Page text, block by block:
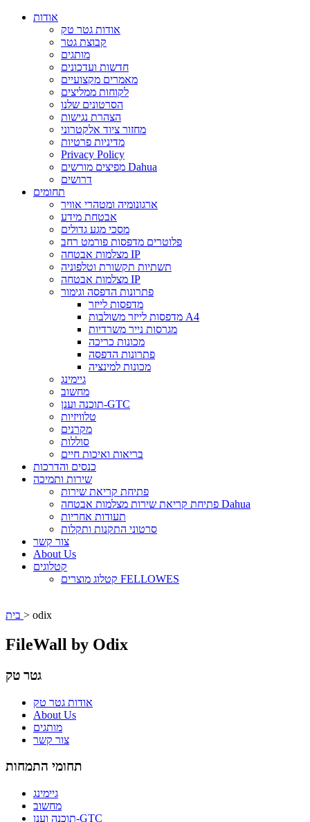
אודות
אודות גטר טק
קבוצת גטר
מותגים
חדשות ועדכונים
מאמרים מקצועיים
לקוחות ממליצים
הסרטונים שלנו
הצהרת נגישות
מחזור ציוד אלקטרוני
מדיניות פרטיות
Privacy Policy
מפיצים מורשים Dahua
דרושים
תחומים
ארגונומיה ומטהרי אוויר
אבטחת מידע
מסכי מגע גדולים
פלוטרים מדפסות פורמט רחב
מצלמות אבטחה IP
תשתיות תקשורת וטלפוניה
מצלמות אבטחה IP
פתרונות הדפסה וגימור
מדפסות לייזר
מדפסות לייזר משולבות A4
מגרסות נייר משרדיות
מכונות כריכה
פתרונות הדפסה
מכונות למינציה
גיימינג
מחשוב
תוכנה וענן-GTC
טלוויזיות
מקרנים
סוללות
בריאות ואיכות חיים
כנסים והדרכות
שירות ותמיכה
פתיחת קריאת שירות
פתיחת קריאת שירות מצלמות אבטחה Dahua
תעודות אחריות
סרטוני התקנות ותקלות
צור קשר
About Us
קטלוגים
קטלוג מוצרים FELLOWES
> odix
FileWall by Odix
גטר טק
אודות גטר טק
About Us
מותגים
צור קשר
תחומי התמחות
גיימינג
מחשוב
תוכנה וענן-GTC